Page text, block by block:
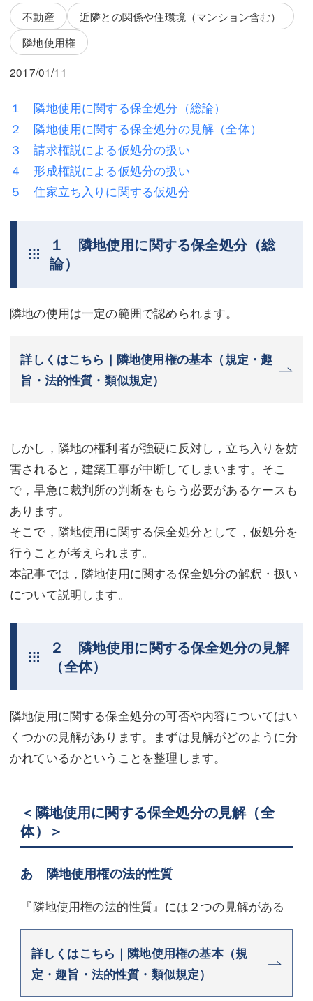
坂本 陽一
桶川 聡
三平 隆史
吉元 優仁
小川 祐
弁護士費用
不動産
離婚（夫婦間トラブル）
労働問題（解雇，残業等）
刑事弁護
交通事故
調査・書面作成
債務整理
マスコミ取材・実績
アクセス
東京事務所 (新宿・四谷)
川口事務所（埼玉県川口市）
坂本 陽一
桶川 聡
三平 隆史
吉元 優仁
弁護士費用
不動産
相続・遺言
企業法務
刑事弁護
交通事故
不動産登記
債務整理
マスコミ取材・実績
アクセス
東京事務所 (新宿・四谷)
埼玉事務所 (さいたま市)
不動産
近隣との関係や住環境（マンション含む）
隣地使用権
2017/01/11
１ 隣地使用に関する保全処分（総論）
２ 隣地使用に関する保全処分の見解（全体）
３ 請求権説による仮処分の扱い
４ 形成権説による仮処分の扱い
５ 住家立ち入りに関する仮処分
１ 隣地使用に関する保全処分（総
論）
隣地の使用は一定の範囲で認められます。
詳しくはこちら｜隣地使用権の基本（規定・趣
旨・法的性質・類似規定）
しかし，隣地の権利者が強硬に反対し，立ち入りを妨
害されると，建築工事が中断してしまいます。そこ
で，早急に裁判所の判断をもらう必要があるケースも
あります。
そこで，隣地使用に関する保全処分として，仮処分を
行うことが考えられます。
本記事では，隣地使用に関する保全処分の解釈・扱い
について説明します。
２ 隣地使用に関する保全処分の見解
（全体）
隣地使用に関する保全処分の可否や内容についてはい
くつかの見解があります。まずは見解がどのように分
かれているかということを整理します。
＜隣地使用に関する保全処分の見解（全
体）＞
あ 隣地使用権の法的性質
『隣地使用権の法的性質』には２つの見解がある
詳しくはこちら｜隣地使用権の基本（規
定・趣旨・法的性質・類似規定）